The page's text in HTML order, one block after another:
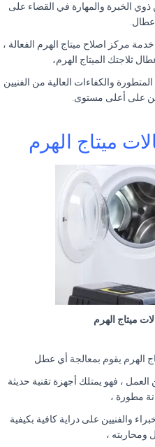
الخبرة والمهارة في القضاء على
مركز اصلاح ميتاج الهرم الفعالة ،
ثلاجتك الميتاج الهرم،
والكفاءات العالية من الفنيين
على أعلى مستوى.
ميتاج الهرم
ميتاج الهرم
الهرم يقوم بمعالجة أي عطل
، فهو يمتلك أجهزة تقنية حديثة
مطورة ،
والفنيين على دراية كافية بكيفية
ومحاربته ،